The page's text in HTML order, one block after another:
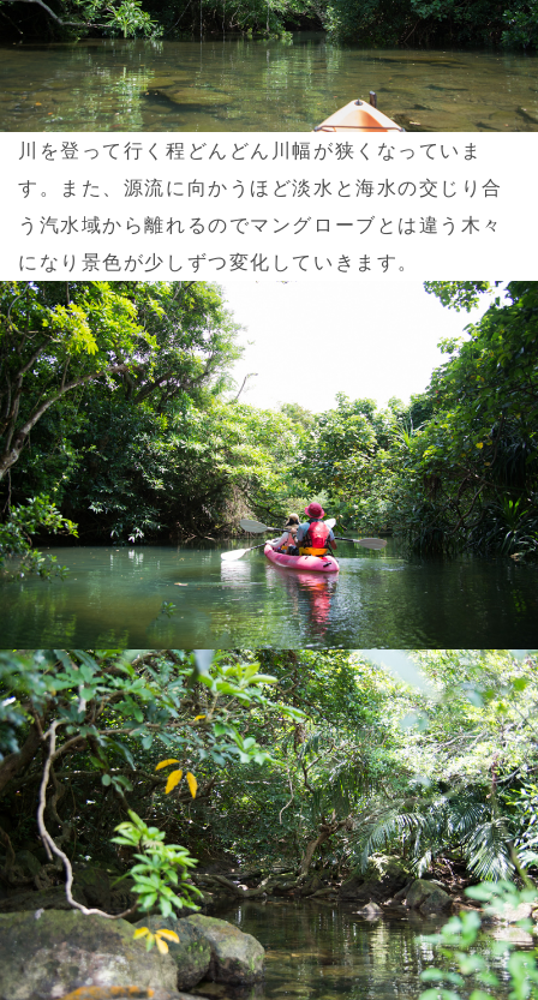
川を登って行く程どんどん川幅が狭くなっていま
す。また、源流に向かうほど淡水と海水の交じり合
う汽水域から離れるのでマングローブとは違う木々
になり景色が少しずつ変化していきます。